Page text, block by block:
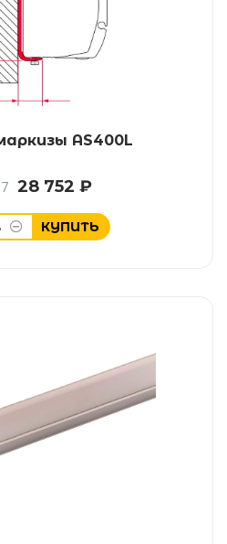
AS400L
28 752 ₽
КУПИТЬ